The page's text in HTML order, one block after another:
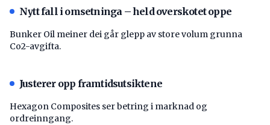
Nytt fall i omsetninga – held overskotet oppe
Bunker Oil meiner dei går glepp av store volum grunna
Co2-avgifta.
Justerer opp framtidsutsiktene
Hexagon Composites ser betring i marknad og
ordreinngang.